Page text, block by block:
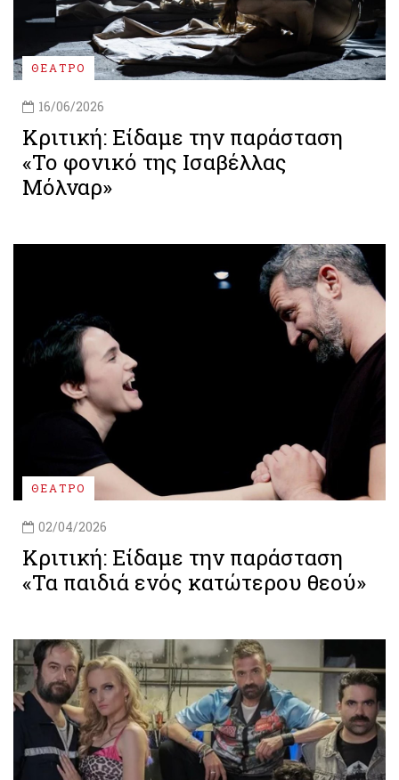
ΘΕΑΤΡΟ
16/06/2026
Κριτική: Είδαμε την παράσταση
«Το φονικό της Ισαβέλλας
Μόλναρ»
ΘΕΑΤΡΟ
02/04/2026
Κριτική: Είδαμε την παράσταση
«Τα παιδιά ενός κατώτερου θεού»